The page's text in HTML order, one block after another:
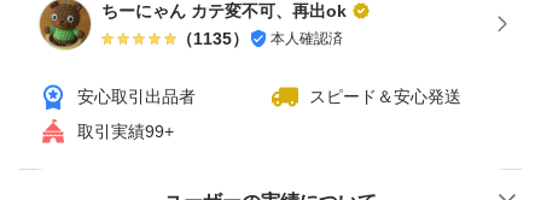
《注意事項》
輸送中の破損には対応できませんので予めご了承願いま
す。
よろしくお願いいたします(*^^*)
ちーにゃん カテ変不可、再出ok
（1135） 本人確認済
安心取引出品者
スピード＆安心発送
取引実績99+